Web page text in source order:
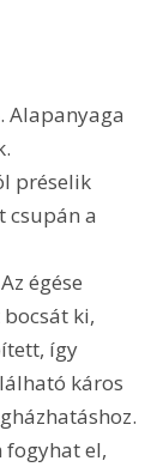
Alapanyaga
préselik
csupán a
égése
ki,
így
káros
el,